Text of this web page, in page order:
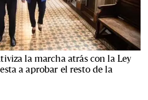
la marcha atrás con la Ley
a aprobar el resto de la